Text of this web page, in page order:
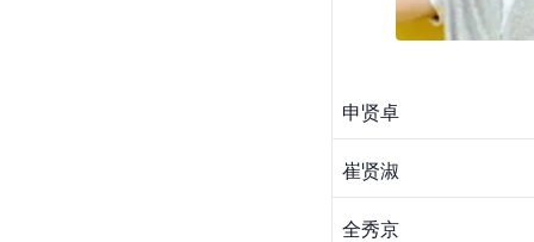
申贤卓
崔贤淑
全秀京